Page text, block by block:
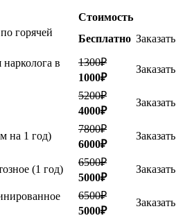
Стоимость
горячей
Бесплатно Заказать
в
1300₽
1000₽
Заказать
5200₽
4000₽
Заказать
на 1 год)
7800₽
6000₽
Заказать
(1 год)
6500₽
5000₽
Заказать
6500₽
5000₽
Заказать